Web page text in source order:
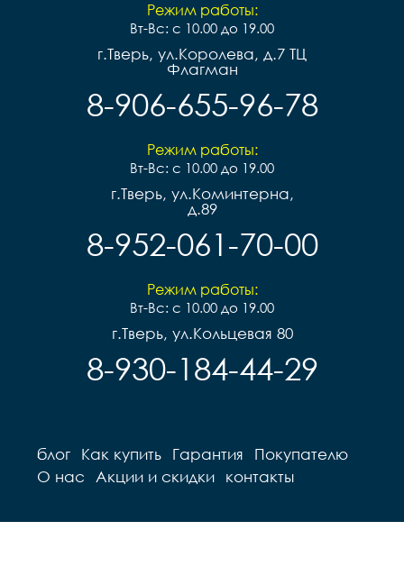
Режим работы:
Вт-Вс: с 10.00 до 19.00
г.Тверь, ул.Королева, д.7 ТЦ
Флагман
8-906-655-96-78
Режим работы:
Вт-Вс: с 10.00 до 19.00
г.Тверь, ул.Коминтерна,
д.89
8-952-061-70-00
Режим работы:
Вт-Вс: с 10.00 до 19.00
г.Тверь, ул.Кольцевая 80
8-930-184-44-29
блог Как купить Гарантия
Покупателю
О нас
Акции и скидки контакты